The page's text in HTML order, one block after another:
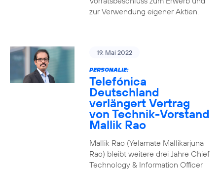
zur Verwendung eigener Aktien.
19. Mai 2022
PERSONALIE:
Telefónica
Deutschland
verlängert Vertrag
von Technik-Vorstand
Mallik Rao
Mallik Rao (Yelamate Mallikarjuna
Rao) bleibt weitere drei Jahre Chief
Technology & Information Officer